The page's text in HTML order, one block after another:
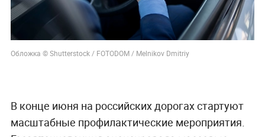
Обложка © Shutterstock / FOTODOM / Melnikov Dmitriy
В конце июня на российских дорогах стартуют
масштабные профилактические мероприятия.